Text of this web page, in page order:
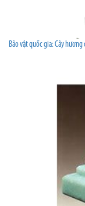
Bảo vật quốc gia: Cây hương